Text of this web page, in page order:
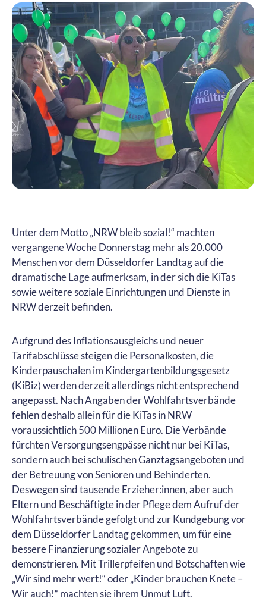
Unter dem Motto „NRW bleib sozial!“ machten
vergangene Woche Donnerstag mehr als 20.000
Menschen vor dem Düsseldorfer Landtag auf die
dramatische Lage aufmerksam, in der sich die KiTas
sowie weitere soziale Einrichtungen und Dienste in
NRW derzeit befinden.
Aufgrund des Inflationsausgleichs und neuer
Tarifabschlüsse steigen die Personalkosten, die
Kinderpauschalen im Kindergartenbildungsgesetz
(KiBiz) werden derzeit allerdings nicht entsprechend
angepasst. Nach Angaben der Wohlfahrtsverbände
fehlen deshalb allein für die KiTas in NRW
voraussichtlich 500 Millionen Euro. Die Verbände
fürchten Versorgungsengpässe nicht nur bei KiTas,
sondern auch bei schulischen Ganztagsangeboten und
der Betreuung von Senioren und Behinderten.
Deswegen sind tausende Erzieher:innen, aber auch
Eltern und Beschäftigte in der Pflege dem Aufruf der
Wohlfahrtsverbände gefolgt und zur Kundgebung vor
dem Düsseldorfer Landtag gekommen, um für eine
bessere Finanzierung sozialer Angebote zu
demonstrieren. Mit Trillerpfeifen und Botschaften wie
„Wir sind mehr wert!“ oder „Kinder brauchen Knete –
Wir auch!“ machten sie ihrem Unmut Luft.